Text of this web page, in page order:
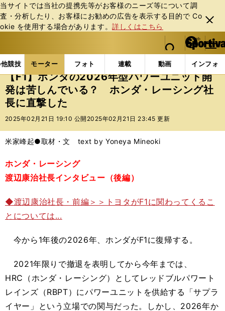
当サイトでは当社の提携先等がお客様のニーズ等について調
査・分析したり、お客様にお勧めの広告を表⽰する⽬的で Co
okie を使⽤する場合があります。詳しくはこちら
閉じ
る
web Sportiva (webスポルティーバ)
検索
マイペ
ー
ジ
メニュ
競技 モーター フォト 連載 動画 インフォ
b
ス
ポ
ル
テ
ー
バ
モーターの記事一覧 モーター F1 【F1】ホンダ
【F1】ホンダの2026年型パワーユニット開
発は苦しんでいる？ ホンダ・レーシング社
長に直撃した
2025年02月21日 19:10 公開 2025年02月21日 23:45 更新
米家峰起●取材・文 text by Yoneya Mineoki
ホンダ・レーシング
渡辺康治社長インタビュー（後編）
◆渡辺康治社長・前編＞＞トヨタがF1に関わってくるこ
とについては...
今から1年後の2026年、ホンダがF1に復帰する。
2021年限りで撤退を表明してから今年までは、
HRC（ホンダ・レーシング）としてレッドブルパワート
レインズ（RBPT）にパワーユニットを供給する「サプラ
イヤー」という立場での関与だった。しかし、2026年か